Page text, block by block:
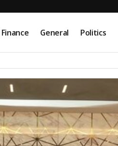
Finance General Politics